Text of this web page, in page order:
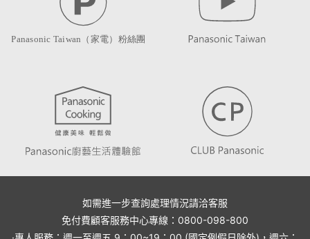
如需進一步查詢處理情況請洽客服
免付費顧客服務中心專線：0800-098-800